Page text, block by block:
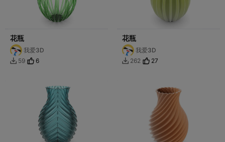
花瓶
我爱3D
 59 6
花瓶
我爱3D
 262 27